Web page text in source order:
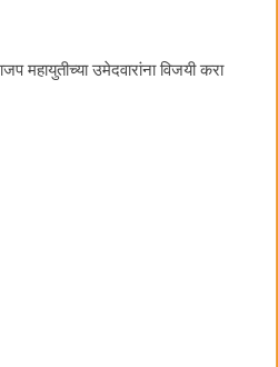
महायुतीच्या उमेदवारांना विजयी करा